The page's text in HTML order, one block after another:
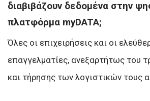
διαβιβάζουν δεδομένα στην
πλατφόρμα myDATA;
Όλες οι επιχειρήσεις και οι
επαγγελματίες, ανεξαρτήτως του
και τήρησης των λογιστικών τους